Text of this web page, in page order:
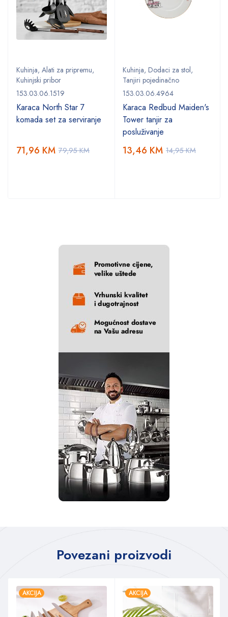
Kuhinja, Alati za pripremu,
Kuhinjski pribor
153.03.06.1519
Karaca North Star 7
komada set za serviranje
79,95KM
71,96 KM
Kuhinja, Dodaci za stol,
Tanjiri pojedinačno
153.03.06.4964
Karaca Redbud Maiden's
Tower tanjir za
posluživanje
14,95KM
13,46 KM
Povezani proizvodi
AKCIJA AKCIJA